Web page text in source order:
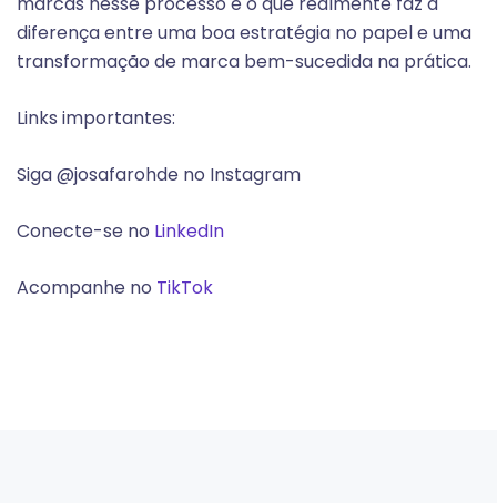
diferença entre uma boa estratégia no papel e uma
transformação de marca bem-sucedida na prática.
Links importantes:
Siga @josafarohde no Instagram
Conecte-se no LinkedIn
Acompanhe no TikTok